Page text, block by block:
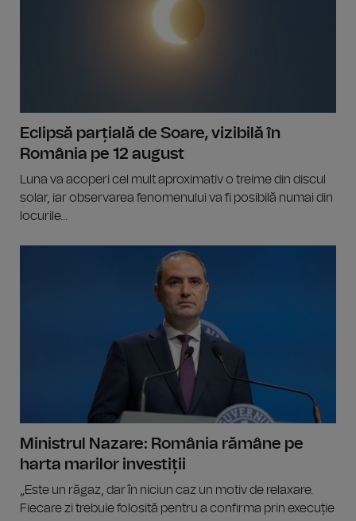
Eclipsă parțială de Soare, vizibilă în
România pe 12 august
Luna va acoperi cel mult aproximativ o treime din discul
solar, iar observarea fenomenului va fi posibilă numai din
locurile...
Ministrul Nazare: România rămâne pe
harta marilor investiții
„Este un răgaz, dar în niciun caz un motiv de relaxare.
Fiecare zi trebuie folosită pentru a confirma prin execuție